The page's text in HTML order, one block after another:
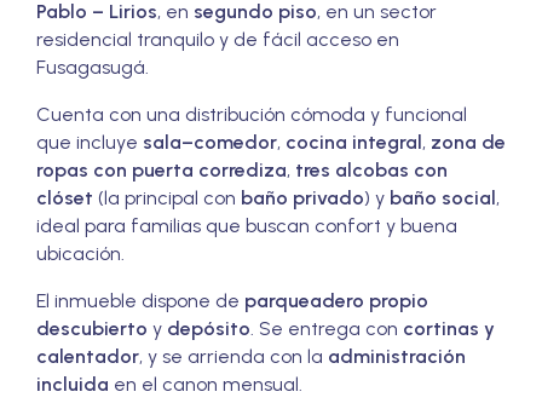
Pablo – Lirios, en segundo piso, en un sector
residencial tranquilo y de fácil acceso en
Fusagasugá.
Cuenta con una distribución cómoda y funcional
que incluye sala–comedor, cocina integral, zona de
ropas con puerta corrediza, tres alcobas con
clóset (la principal con baño privado) y baño social,
ideal para familias que buscan confort y buena
ubicación.
El inmueble dispone de parqueadero propio
descubierto y depósito. Se entrega con cortinas y
calentador, y se arrienda con la administración
incluida en el canon mensual.